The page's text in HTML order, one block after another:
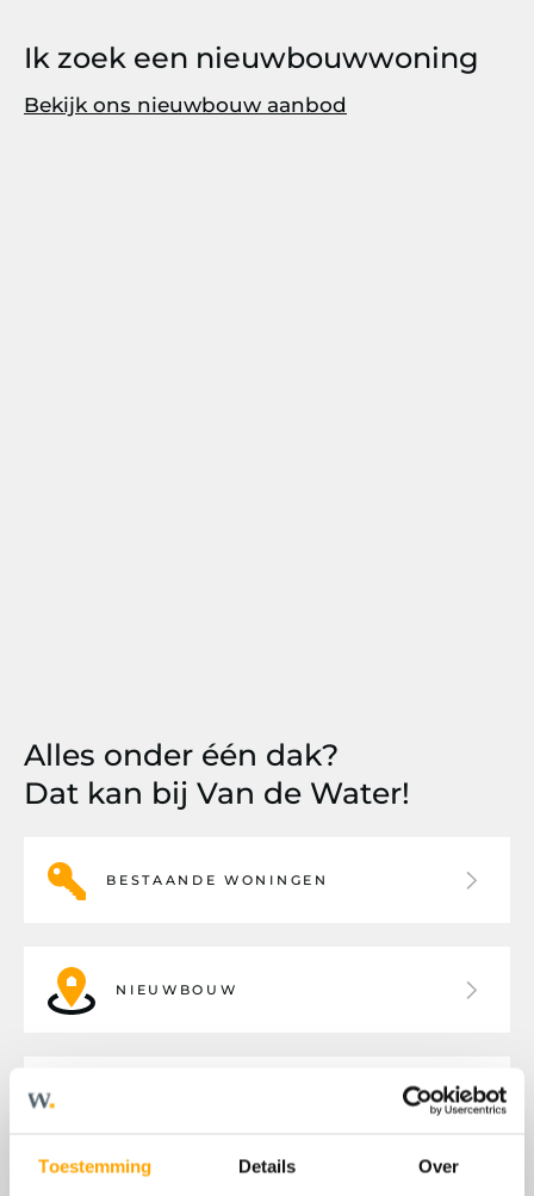
Toestemming Details Over
Ik zoek een nieuwbouwwoning
Bekijk ons nieuwbouw aanbod
Alles onder één dak?
Dat kan bij Van de Water!
BESTAANDE WONINGEN
NIEUWBOUW